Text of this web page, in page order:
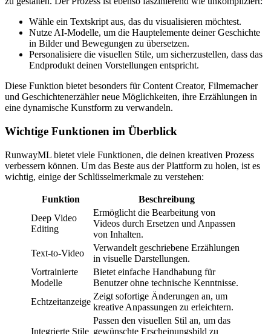
Wähle ein Textskript aus, das du visualisieren möchtest.
Nutze AI-Modelle, um die Hauptelemente deiner Geschichte
in Bilder und Bewegungen zu übersetzen.
Personalisiere die visuellen Stile, um sicherzustellen, dass das
Endprodukt deinen Vorstellungen entspricht.
Diese Funktion bietet besonders für Content Creator, Filmemacher
und Geschichtenerzähler neue Möglichkeiten, ihre Erzählungen in
eine dynamische Kunstform zu verwandeln.
Wichtige Funktionen im Überblick
RunwayML bietet viele Funktionen, die deinen kreativen Prozess
verbessern können. Um das Beste aus der Plattform zu holen, ist es
wichtig, einige der Schlüsselmerkmale zu verstehen:
Funktion
Beschreibung
Deep Video
Editing
Ermöglicht die Bearbeitung von
Videos durch Ersetzen und Anpassen
von Inhalten.
Text-to-Video
Verwandelt geschriebene Erzählungen
in visuelle Darstellungen.
Vortrainierte
Modelle
Bietet einfache Handhabung für
Benutzer ohne technische Kenntnisse.
Echtzeitanzeige
Zeigt sofortige Änderungen an, um
kreative Anpassungen zu erleichtern.
Integrierte Stile
Passen den visuellen Stil an, um das
gewünschte Erscheinungsbild zu